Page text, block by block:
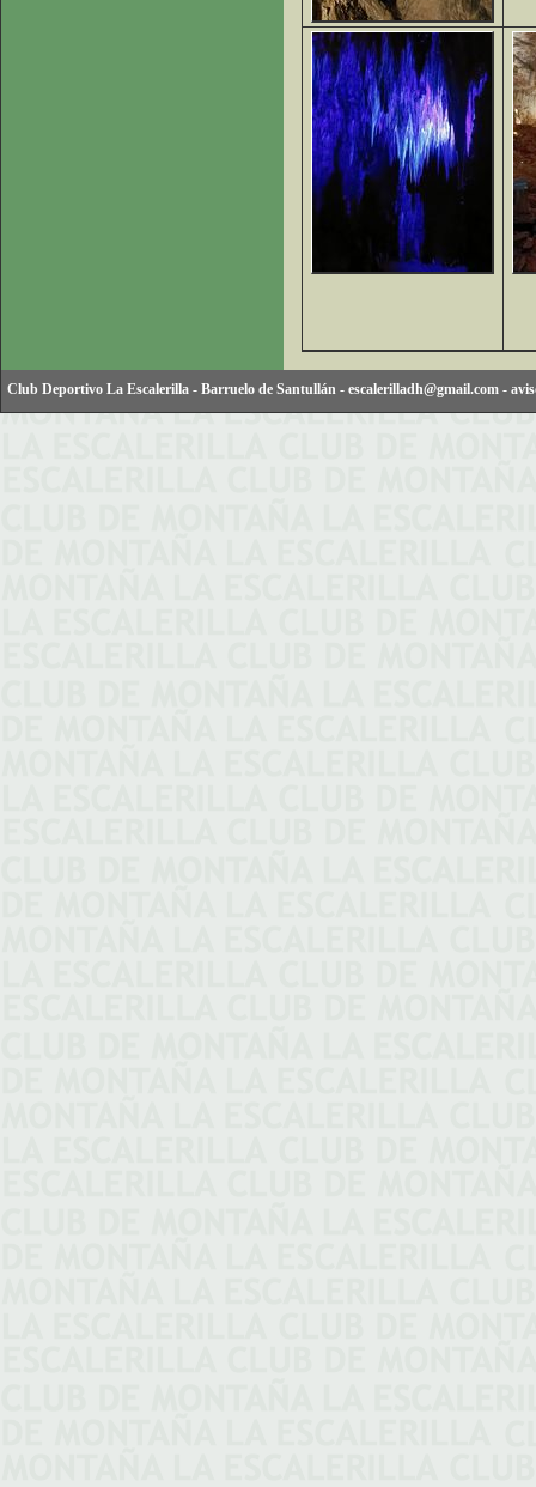
Club Deportivo La Escalerilla - Barruelo de Santullán - escalerilladh@gmail.com -